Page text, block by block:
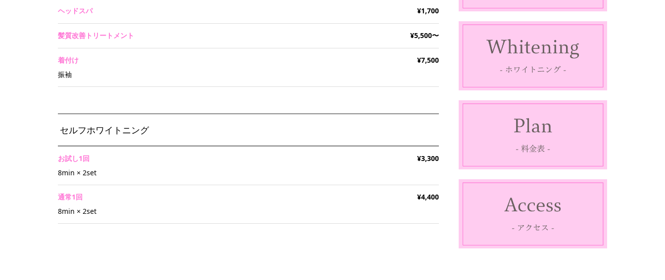
ヘッドスパ ¥1,700
髪質改善トリートメント ¥5,500〜
着付け
振袖
¥7,500
セルフホワイトニング
お試し1回
8min × 2set
¥3,300
通常1回
8min × 2set
¥4,400